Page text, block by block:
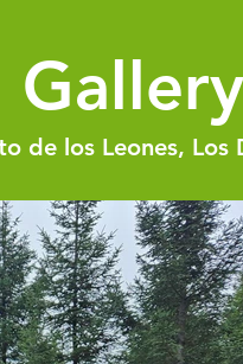
Gallery
de los Leones,